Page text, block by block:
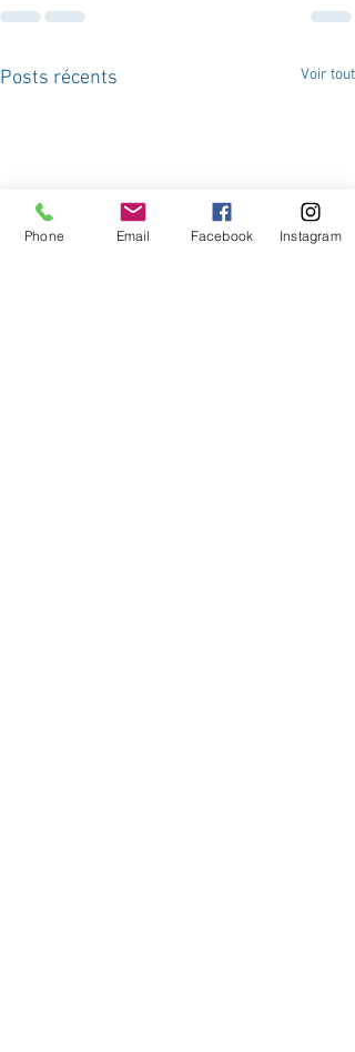
Posts récents Voir tout
Phone Email Facebook Instagram